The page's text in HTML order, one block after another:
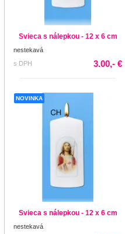
Svieca s nálepkou - 12 x 6 cm
nestekavá
s DPH
3.00,- €
NOVINKA
Svieca s nálepkou - 12 x 6 cm
nestekavá